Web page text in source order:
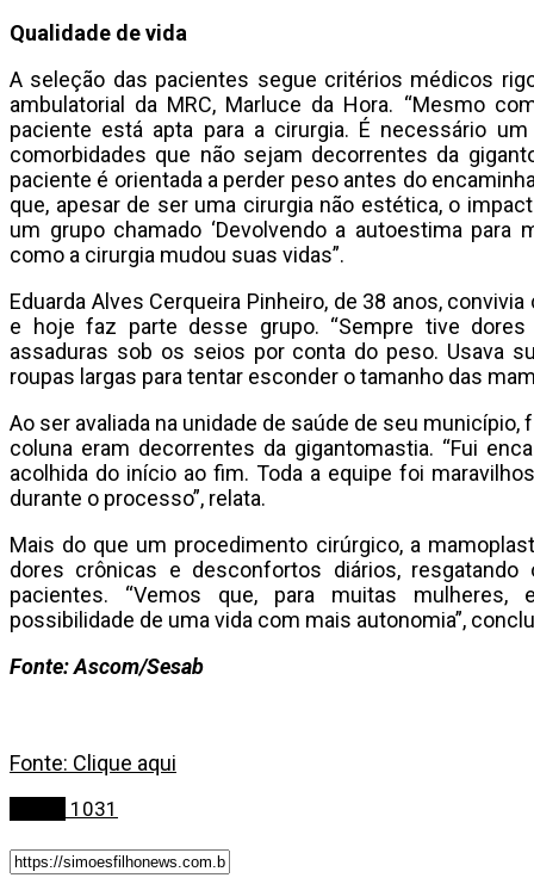
Qualidade de vida
A seleção das pacientes segue critérios médicos
ambulatorial da MRC, Marluce da Hora. “Mesmo
paciente está apta para a cirurgia. É necessário
comorbidades que não sejam decorrentes da
paciente é orientada a perder peso antes do
que, apesar de ser uma cirurgia não estética, o
um grupo chamado ‘Devolvendo a autoestima para
como a cirurgia mudou suas vidas”.
Eduarda Alves Cerqueira Pinheiro, de 38 anos,
e hoje faz parte desse grupo. “Sempre tive
assaduras sob os seios por conta do peso. Usava
roupas largas para tentar esconder o tamanho das
Ao ser avaliada na unidade de saúde de seu
coluna eram decorrentes da gigantomastia. “Fui
acolhida do início ao fim. Toda a equipe foi
durante o processo”, relata.
Mais do que um procedimento cirúrgico, a
dores crônicas e desconfortos diários,
pacientes. “Vemos que, para muitas
possibilidade de uma vida com mais autonomia”,
Fonte: Ascom/Sesab
Fonte: Clique aqui
1031